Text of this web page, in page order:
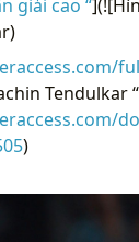
giải cao “
Tendulkar
)